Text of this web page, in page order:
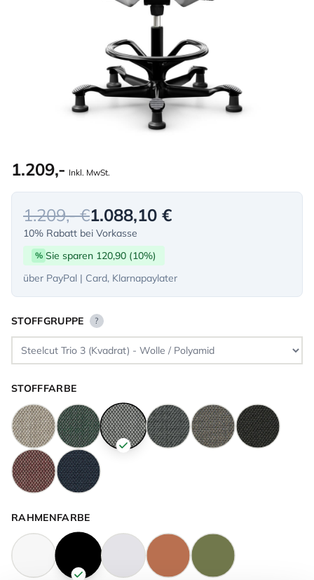
1.209,- Inkl. MwSt.
1.209,- €1.088,10 €
10% Rabatt bei Vorkasse
% Sie sparen 120,90 (10%)
über PayPal | Card, Klarnapaylater
STOFFGRUPPE ?
STOFFFARBE
RAHMENFARBE